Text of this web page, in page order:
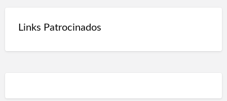
Links Patrocinados